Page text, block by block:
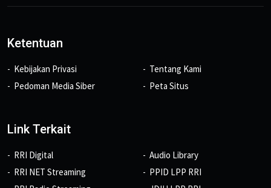
Ketentuan
Kebijakan Privasi
Pedoman Media Siber
Tentang Kami
Peta Situs
Link Terkait
RRI Digital
RRI NET Streaming
Audio Library
PPID LPP RRI